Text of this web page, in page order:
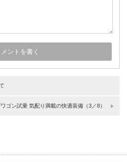
ゴン試乗 気配り満載の快適装備（3／8）